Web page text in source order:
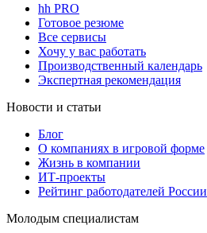
hh PRO
Готовое резюме
Все сервисы
Хочу у вас работать
Производственный календарь
Экспертная рекомендация
Новости и статьи
Блог
О компаниях в игровой форме
Жизнь в компании
ИТ-проекты
Рейтинг работодателей России
Молодым специалистам